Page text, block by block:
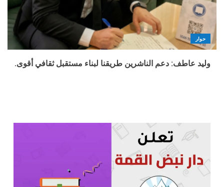
حوار
وليد عاطف: دعم الناشرين طريقنا لبناء مستقبل ثقافي أقوى.